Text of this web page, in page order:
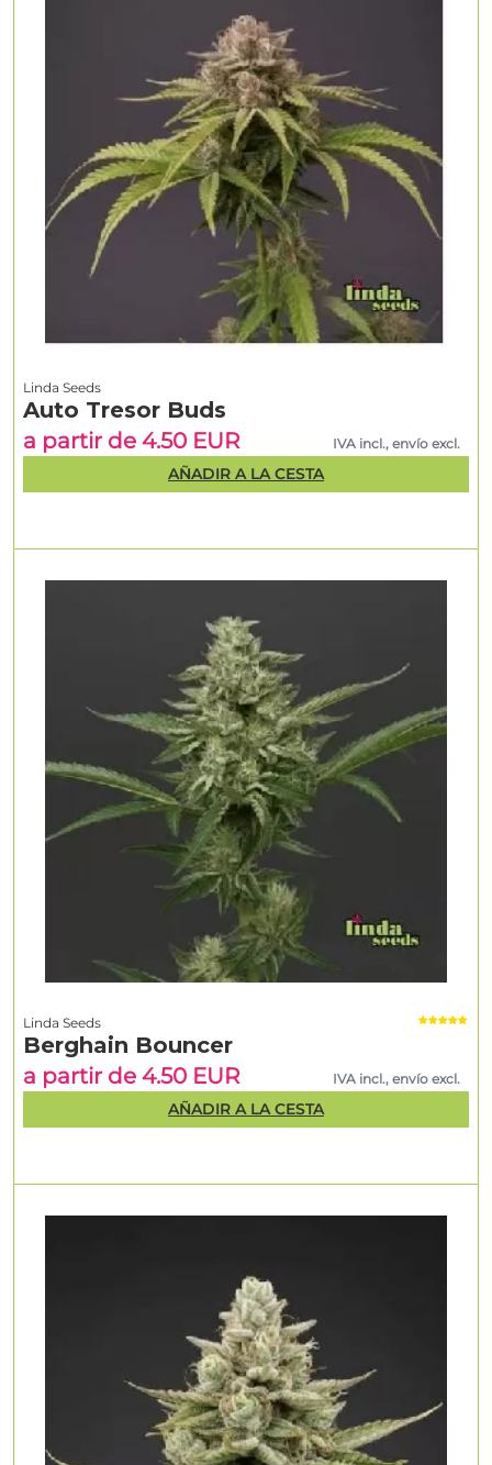
Linda Seeds
Berghain Bouncer
a partir de 4.50 EUR
IVA incl., envío excl.
AÑADIR A LA CESTA
Linda Seeds
Auto Tresor Buds
a partir de 4.50 EUR
IVA incl., envío excl.
AÑADIR A LA CESTA